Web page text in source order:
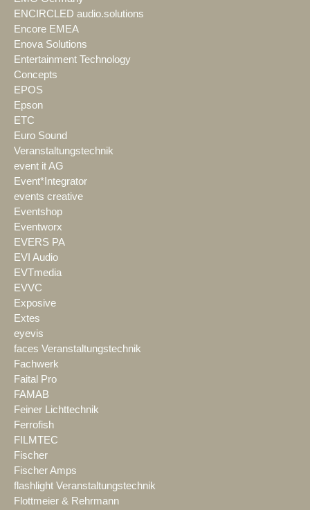
ENCIRCLED audio.solutions
Encore EMEA
Enova Solutions
Entertainment Technology
Concepts
EPOS
Epson
ETC
Euro Sound
Veranstaltungstechnik
event it AG
Event*Integrator
events creative
Eventshop
Eventworx
EVERS PA
EVI Audio
EVTmedia
EVVC
Exposive
Extes
eyevis
faces Veranstaltungstechnik
Fachwerk
Faital Pro
FAMAB
Feiner Lichttechnik
Ferrofish
FILMTEC
Fischer
Fischer Amps
flashlight Veranstaltungstechnik
Flottmeier & Rehrmann